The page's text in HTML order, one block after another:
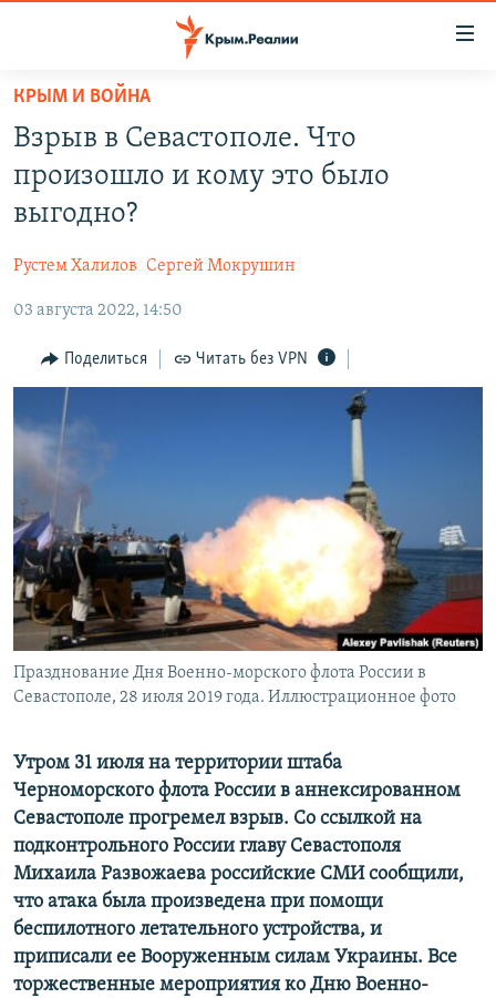
Вернуться
основному
содержанию
Вернутся
главной
навигации
Вернутся
поиску
СПЕЦПРОЕКТЫ
11 ЛЕТ ОККУПАЦИИ КРЫМА. 11 ИСТОРИЙ СОПРОТИВЛЕНИЯ
ВОДА
ЕЩЕ
ИНТЕРАКТИВ
ИНФОГРАФИКА
ТЕЛЕПРОЕКТ КРЫМ.РЕАЛИИ
СОВЕТЫ ПРАВОЗАЩИТНИКОВ
ПОБЕДИТЕЛЕЙ НЕ СУДЯТ?
КРЫМ.НЕПОКОРЕННЫЙ
ELIFBE
УКРАИНСКАЯ ПРОБЛЕМА КРЫМА
РАДІО СВОБОДА
КАК ОБОЙТИ БЛОКИРОВКУ
Українською
Qırımtatar
ПРИСОЕДИНЯЙТЕСЬ!
Все сайты RFE/RL
КРЫМ И ВОЙНА
Взрыв в Севастополе. Что
произошло и кому это было
выгодно?
Рустем Халилов Сергей Мокрушин
03 августа 2022, 14:50
Поделиться Читать без VPN
Празднование Дня Военно-морского флота России в
Севастополе, 28 июля 2019 года. Иллюстрационное фото
Утром 31 июля на территории штаба
Черноморского флота России в аннексированном
Севастополе прогремел взрыв. Со ссылкой на
подконтрольного России главу Севастополя
Михаила Развожаева российские СМИ сообщили,
что атака была произведена при помощи
беспилотного летательного устройства, и
приписали ее Вооруженным силам Украины. Все
торжественные мероприятия ко Дню Военно-